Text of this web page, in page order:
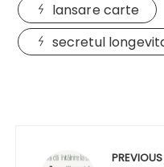
lansare carte
secretul